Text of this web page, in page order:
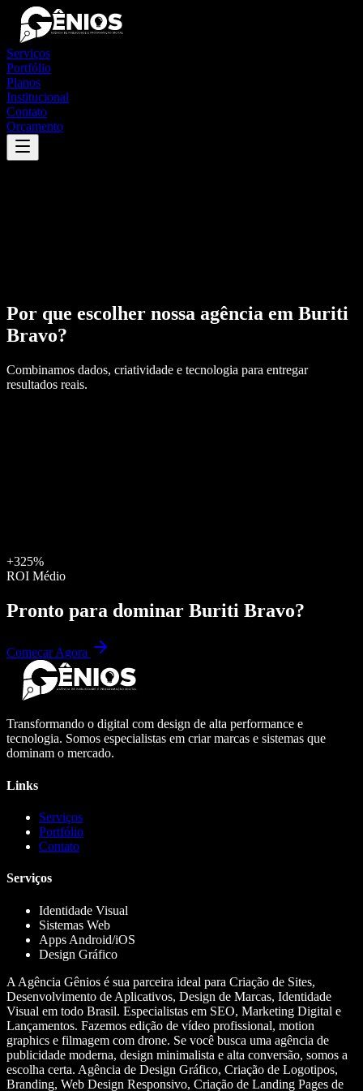
Serviços
Portfólio
Planos
Institucional
Contato
Orçamento
Por que escolher nossa agência em Buriti
Bravo?
Combinamos dados, criatividade e tecnologia para entregar
resultados reais.
+325%
ROI Médio
Pronto para dominar Buriti Bravo?
Começar Agora
Transformando o digital com design de alta performance e
tecnologia. Somos especialistas em criar marcas e sistemas que
dominam o mercado.
Links
Serviços
Portfólio
Contato
Serviços
Identidade Visual
Sistemas Web
Apps Android/iOS
Design Gráfico
A Agência Gênios é sua parceira ideal para Criação de Sites,
Desenvolvimento de Aplicativos, Design de Marcas, Identidade
Visual em todo Brasil. Especialistas em SEO, Marketing Digital e
Lançamentos. Fazemos edição de vídeo profissional, motion
graphics e filmagem com drone. Se você busca uma agência de
publicidade moderna, design minimalista e alta conversão, somos a
escolha certa. Agência de Design Gráfico, Criação de Logotipos,
Branding, Web Design Responsivo, Criação de Landing Pages de